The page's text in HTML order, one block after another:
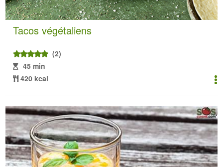
Tacos végétaliens
(2)
45 min
420 kcal